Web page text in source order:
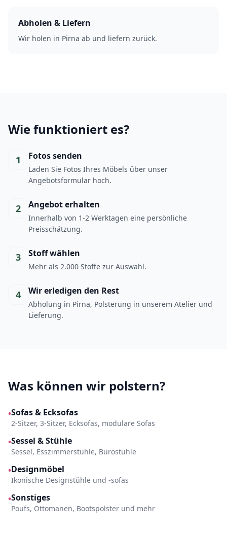
Abholen & Liefern
Wir holen in Pirna ab und liefern zurück.
Wie funktioniert es?
1 Fotos senden
Laden Sie Fotos Ihres Möbels über unser
Angebotsformular hoch.
2 Angebot erhalten
Innerhalb von 1-2 Werktagen eine persönliche
Preisschätzung.
3 Stoff wählen
Mehr als 2.000 Stoffe zur Auswahl.
4 Wir erledigen den Rest
Abholung in Pirna, Polsterung in unserem Atelier und
Lieferung.
Was können wir polstern?
•Sofas & Ecksofas
2-Sitzer, 3-Sitzer, Ecksofas, modulare Sofas
•Sessel & Stühle
Sessel, Esszimmerstühle, Bürostühle
•Designmöbel
Ikonische Designstühle und -sofas
•Sonstiges
Poufs, Ottomanen, Bootspolster und mehr